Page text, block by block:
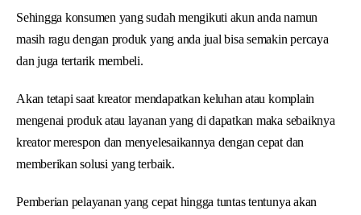
Sehingga konsumen yang sudah mengikuti akun anda namun
masih ragu dengan produk yang anda jual bisa semakin percaya
dan juga tertarik membeli.
Akan tetapi saat kreator mendapatkan keluhan atau komplain
mengenai produk atau layanan yang di dapatkan maka sebaiknya
kreator merespon dan menyelesaikannya dengan cepat dan
memberikan solusi yang terbaik.
Pemberian pelayanan yang cepat hingga tuntas tentunya akan